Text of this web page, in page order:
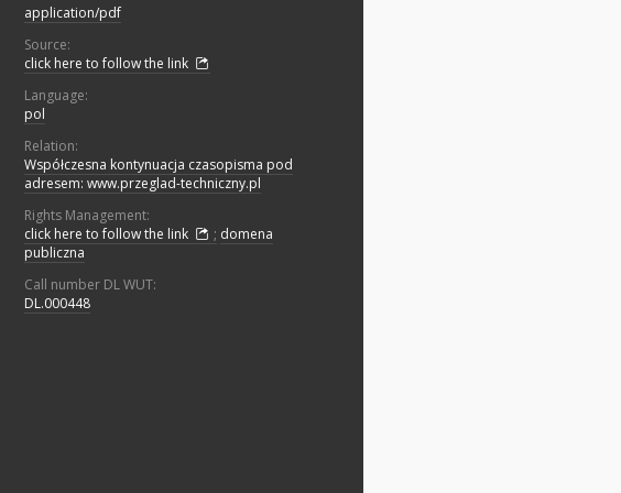
application/pdf
Source:
click here to follow the link
Language:
pol
Relation:
Współczesna kontynuacja czasopisma pod
adresem: www.przeglad-techniczny.pl
Rights Management:
click here to follow the link
; domena
publiczna
Call number DL WUT:
DL.000448